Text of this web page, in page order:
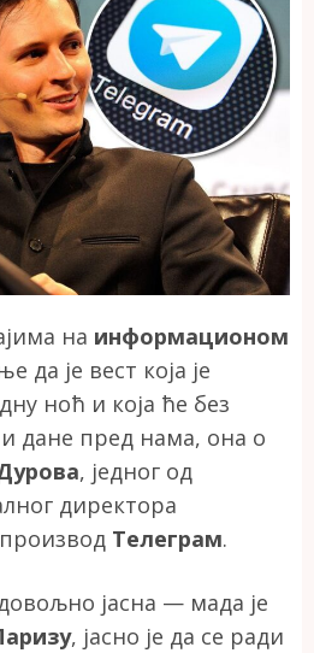
на информационом
да је вест која је
ноћ и која ће без
дане пред нама, она о
, једног од
директора
Телеграм.
јасна — мада је
, јасно је да се ради